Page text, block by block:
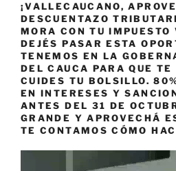
¡VALLECAUCANO,
DESCUENTAZO
MORA CON TU IMPUESTO
DEJÉS PASAR ESTA
TENEMOS EN LA
DEL CAUCA PARA QUE
CUIDES TU BOLSILLO.
EN INTERESES Y
ANTES DEL 31 DE
GRANDE Y APROVECHÁ
TE CONTAMOS CÓMO